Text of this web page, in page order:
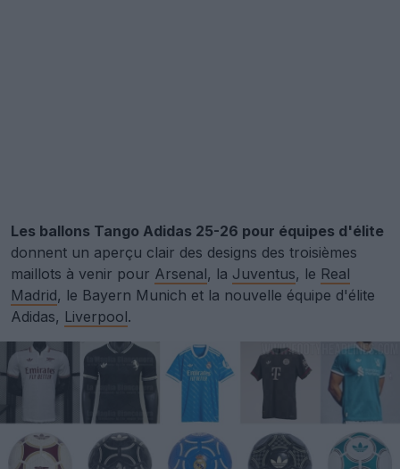
Les ballons Tango Adidas 25-26 pour équipes d'élite
donnent un aperçu clair des designs des troisièmes
maillots à venir pour Arsenal, la Juventus, le Real
Madrid, le Bayern Munich et la nouvelle équipe d'élite
Adidas, Liverpool.